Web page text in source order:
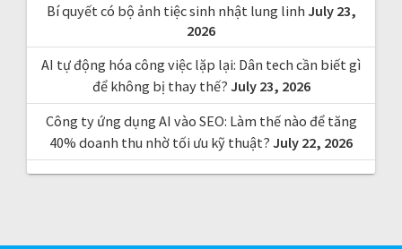
Bí quyết có bộ ảnh tiệc sinh nhật lung linh July 23,
2026
AI tự động hóa công việc lặp lại: Dân tech cần biết gì
để không bị thay thế? July 23, 2026
Công ty ứng dụng AI vào SEO: Làm thế nào để tăng
40% doanh thu nhờ tối ưu kỹ thuật? July 22, 2026